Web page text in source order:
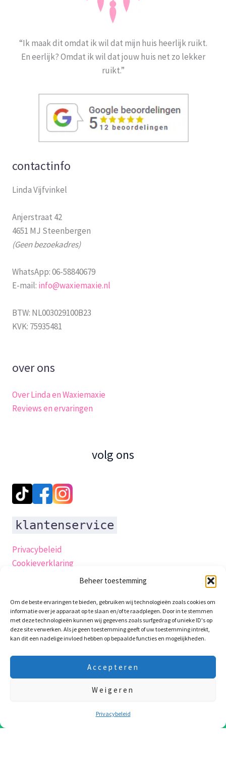
Beheer toestemming
Om de beste ervaringen te bieden, gebruiken wij technologieën zoals cookies om
informatie over je apparaat op te slaan en/of te raadplegen. Door in te stemmen
met deze technologieën kunnen wij gegevens zoals surfgedrag of unieke ID's op
deze site verwerken. Als je geen toestemming geeft of uw toestemming intrekt,
kan dit een nadelige invloed hebben op bepaalde functies en mogelijkheden.
Accepteren
Weigeren
Privacybeleid
verzenddag is 7e Augustus! Fijne vakantie !!!
“Ik maak dit omdat ik wil dat mijn huis heerlijk ruikt.
En eerlijk? Omdat ik wil dat jouw huis net zo lekker
ruikt.”
contactinfo
Linda Vijfvinkel
Anjerstraat 42
4651 MJ Steenbergen
(Geen bezoekadres)
WhatsApp: 06-58840679
E-mail: info@waxiemaxie.nl
BTW: NL003029100B23
KVK: 75935481
over ons
Over Linda en Waxiemaxie
Reviews en ervaringen
volg ons
klantenservice
Privacybeleid
Cookieverklaring
Algemene-voorwaarden
Retourneren
Garantie en klachten
klachtenpagina
Contact
productveiligheidsverklaring
Copyright © 2026 WaxieMaxie